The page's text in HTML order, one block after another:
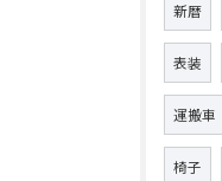
新暦
表装
運搬車
椅子